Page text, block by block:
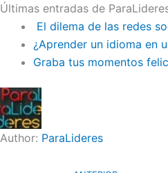
Últimas entradas de
El dilema de las redes
¿Aprender un idioma en
Graba tus momentos
Author: ParaLideres